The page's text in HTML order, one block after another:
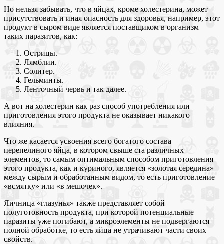
Но нельзя забывать, что в яйцах, кроме холестерина, может
присутствовать и иная опасность для здоровья, например, этот
продукт в сыром виде является поставщиком в организм
таких паразитов, как:
Острицы.
Лямблии.
Солитер.
Гельминты.
Ленточный червь и так далее.
А вот на холестерин как раз способ употребления или
приготовления этого продукта не оказывает никакого
влияния.
Что же касается усвоения всего богатого состава
перепелиного яйца, в котором свыше ста различных
элементов, то самым оптимальным способом приготовления
этого продукта, как и куриного, является «золотая середина»
между сырым и обработанным видом, то есть приготовление
«всмятку» или «в мешочек».
Яичница «глазунья» также представляет собой
полуготовность продукта, при которой потенциальные
паразиты уже погибают, а микроэлементы не подвергаются
полной обработке, то есть яйца не утрачивают части своих
свойств.